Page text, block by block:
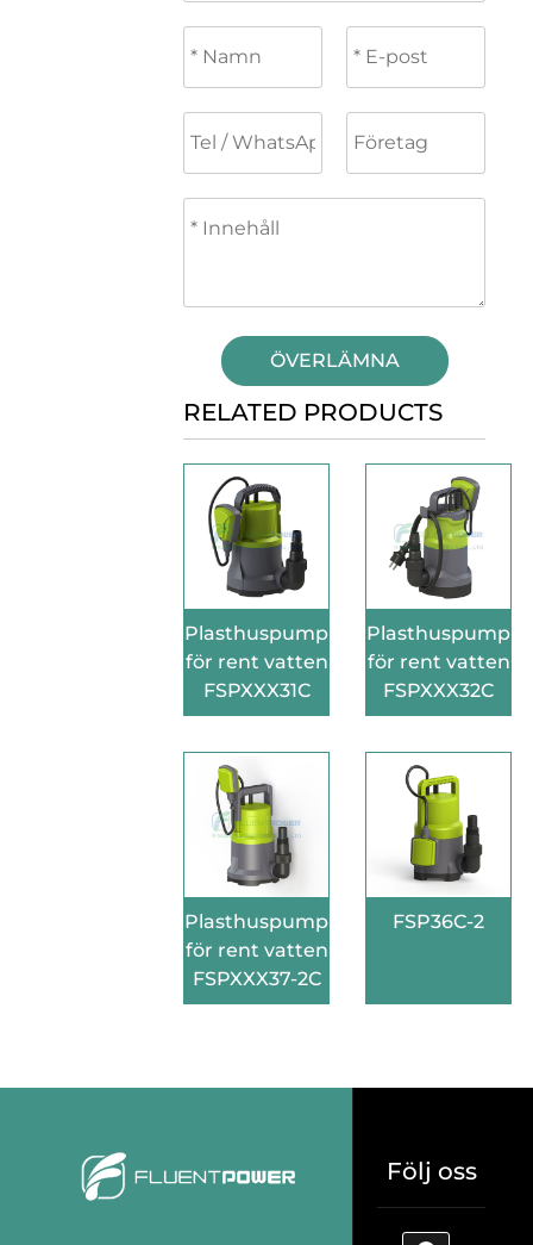
ÖVERLÄMNA
RELATED PRODUCTS
Plasthuspump
för rent vatten
FSPXXX31C
Plasthuspump
för rent vatten
FSPXXX32C
Plasthuspump
för rent vatten
FSPXXX37-2C
FSP36C-2
Följ oss